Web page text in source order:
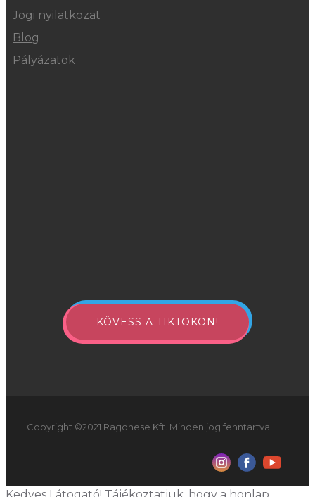
Jogi nyilatkozat
Blog
Pályázatok
KÖVESS A TIKTOKON!
Copyright ©2021 Ragonese Kft. Minden jog fenntartva.